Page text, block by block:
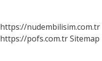
https://nudembilisim.com.tr
https://pofs.com.trSitemap